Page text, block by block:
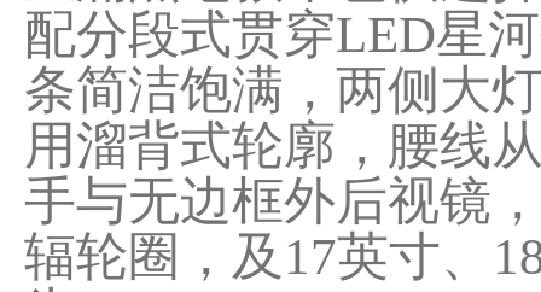
配分段式贯穿LED星
条简洁饱满，两侧大
用溜背式轮廓，腰线
手与无边框外后视镜
辐轮圈，及17英寸、